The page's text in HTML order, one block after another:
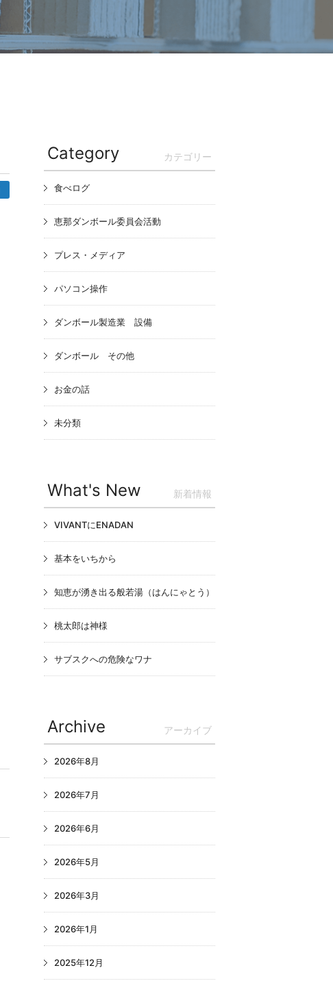
Category カテゴリー
食べログ
恵那ダンボール委員会活動
プレス・メディア
パソコン操作
ダンボール製造業 設備
ダンボール その他
お金の話
未分類
What's New 新着情報
VIVANTにENADAN
基本をいちから
知恵が湧き出る般若湯（はんにゃとう）
桃太郎は神様
サブスクへの危険なワナ
Archive アーカイブ
2026年8月
2026年7月
2026年6月
2026年5月
2026年3月
2026年1月
2025年12月